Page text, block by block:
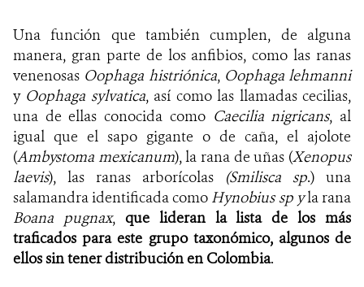
Una función que también cumplen, de alguna
manera, gran parte de los anfibios, como las ranas
venenosas Oophaga histriónica, Oophaga lehmanni
y Oophaga sylvatica, así como las llamadas cecilias,
una de ellas conocida como Caecilia nigricans, al
igual que el sapo gigante o de caña, el ajolote
(Ambystoma mexicanum), la rana de uñas (Xenopus
laevis), las ranas arborícolas (Smilisca sp.) una
salamandra identificada como Hynobius sp yla rana
Boana pugnax, que lideran la lista de los más
traficados para este grupo taxonómico, algunos de
ellos sin tener distribución en Colombia.